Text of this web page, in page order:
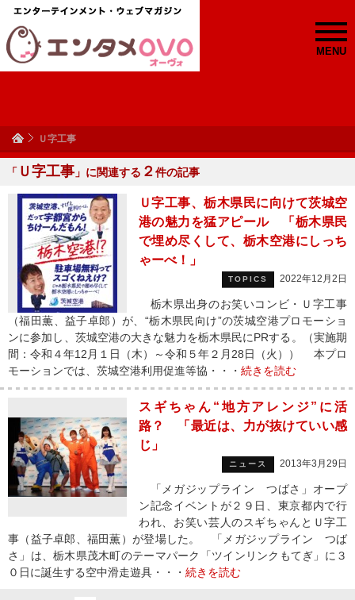
MENU
Ｕ字工事
「 Ｕ字工事 」に関連する ２件の記事
Ｕ字工事、栃木県民に向けて茨城空
港の魅力を猛アピール 「栃木県民
で埋め尽くして、栃木空港にしっち
ゃーべ！」
TOPICS 2022年12月2日
栃木県出身のお笑いコンビ・Ｕ字工事
（福田薫、益子卓郎）が、“栃木県民向け”の茨城空港プロモーショ
ンに参加し、茨城空港の大きな魅力を栃木県民にPRする。（実施期
間：令和４年12月１日（木）～令和５年２月28日（火）） 本プロ
モーションでは、茨城空港利用促進等協・・・ 続きを読む
スギちゃん“地方アレンジ”に活
路？ 「最近は、力が抜けていい感
じ」
ニュース 2013年3月29日
「メガジップライン つばさ」オープ
ン記念イベントが２９日、東京都内で行
われ、お笑い芸人のスギちゃんとＵ字工
事（益子卓郎、福田薫）が登場した。 「メガジップライン つば
さ」は、栃木県茂木町のテーマパーク「ツインリンクもてぎ」に３
０日に誕生する空中滑走遊具・・・ 続きを読む